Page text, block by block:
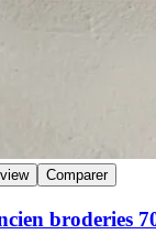
Comparer
broderies